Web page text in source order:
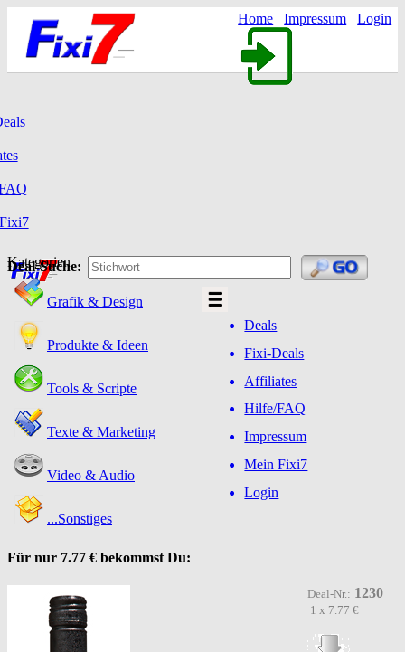
Home Impressum Login
Deals
Fixi-Deals
Affiliates
Hilfe/FAQ
Impressum
Mein Fixi7
Login
Deal-Suche:
Kategorien
Grafik & Design
Produkte & Ideen
Tools & Scripte
Texte & Marketing
Video & Audio
...Sonstiges
Für nur 7.77 € bekommst Du:
Deal-Nr.: 1230
1 x 7.77 €